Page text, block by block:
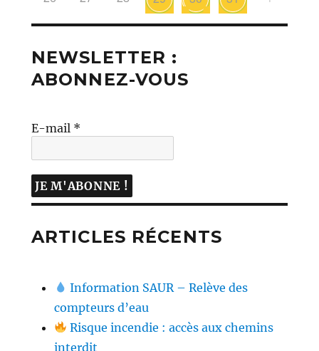
NEWSLETTER :
ABONNEZ-VOUS
E-mail *
ARTICLES RÉCENTS
Information SAUR – Relève des
compteurs d’eau
Risque incendie : accès aux chemins
interdit